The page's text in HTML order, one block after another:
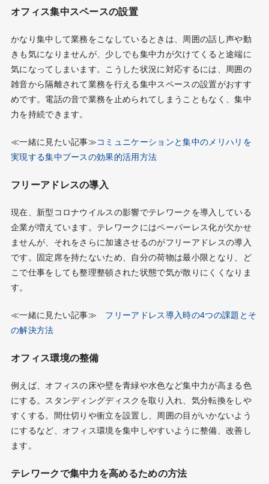
オフィス集中スペースの設置
かなり集中して業務をこなしているときは、周囲の話し声や動
きも気になりませんが、少しでも集中力が欠けてくると途端に
気になってしまいます。こうした状況に対応するには、周囲の
雑音から隔離されて業務を行える集中スペースの設置がおすす
めです。電話の音で業務を止められてしまうこともなく、集中
力を持続できます。
≪一緒に見たい記事≫コミュニケーションと集中のメリハリを
実現する集中ブースの効果的活用方法
フリーアドレスの導入
現在、新型コロナウイルスの影響でテレワークを導入している
企業が増えています。テレワークにはペーパーレス化が欠かせ
ませんが、それをさらに加速させるのがフリーアドレスの導入
です。固定席を持たないため、自分の荷物は最小限となり、ど
こで仕事をしても整理整頓された状態で気が散りにくくなりま
す。
≪一緒に見たい記事≫ フリーアドレス導入時の4つの課題とそ
の解決方法
オフィス環境の整備
例えば、オフィスの床や壁を青緑や水色など集中力が高まる色
にする。スタンディングディスクを取り入れ、気分転換をしや
すくする。間仕切りや衝立を設置し、周囲の目がいかないよう
にするなど、オフィス環境を集中しやすいように整備、改善し
ます。
テレワークで集中力を高めるための方法